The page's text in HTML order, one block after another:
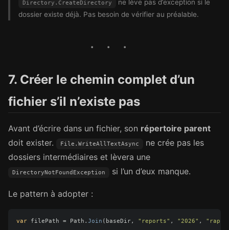
Directory.CreateDirectory
ne lève pas d’exception si le
dossier existe déjà. Pas besoin de vérifier au préalable.
7. Créer le chemin complet d’un
fichier s’il n’existe pas
Avant d’écrire dans un fichier, son répertoire parent
doit exister.
File.WriteAllTextAsync
ne crée pas les
dossiers intermédiaires et lèvera une
DirectoryNotFoundException si l’un d’eux manque.
Le pattern à adopter :
var filePath = Path . Join ( baseDir, "reports" , "2026" ,